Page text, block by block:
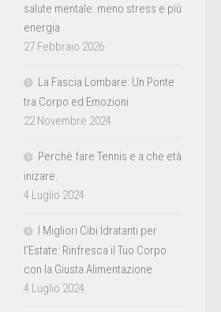
salute mentale: meno stress e più
energia
27 Febbraio 2026
La Fascia Lombare: Un Ponte
tra Corpo ed Emozioni
22 Novembre 2024
Perchè fare Tennis e a che età
inizare.
4 Luglio 2024
I Migliori Cibi Idratanti per
l’Estate: Rinfresca il Tuo Corpo
con la Giusta Alimentazione
4 Luglio 2024